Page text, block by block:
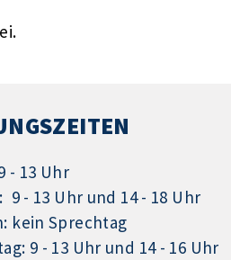
- 13 Uhr
9 - 13 Uhr und 14 - 18 Uhr
kein Sprechtag
9 - 13 Uhr und 14 - 16 Uhr